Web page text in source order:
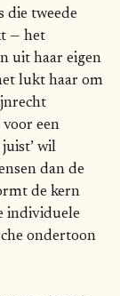
die tweede
— het
uit haar eigen
lukt haar om
een
wil
dan de
de kern
individuele
ondertoon